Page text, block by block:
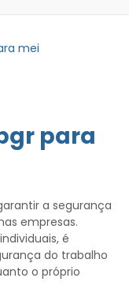
para
a segurança
empresas.
é
do trabalho
o próprio